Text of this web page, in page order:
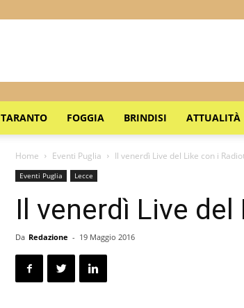
TARANTO FOGGIA BRINDISI ATTUALITÀ
Home Eventi Puglia Il venerdì Live del Like con i
Eventi Puglia Lecce
Il venerdì Live
Da Redazione - 19 Maggio 2016